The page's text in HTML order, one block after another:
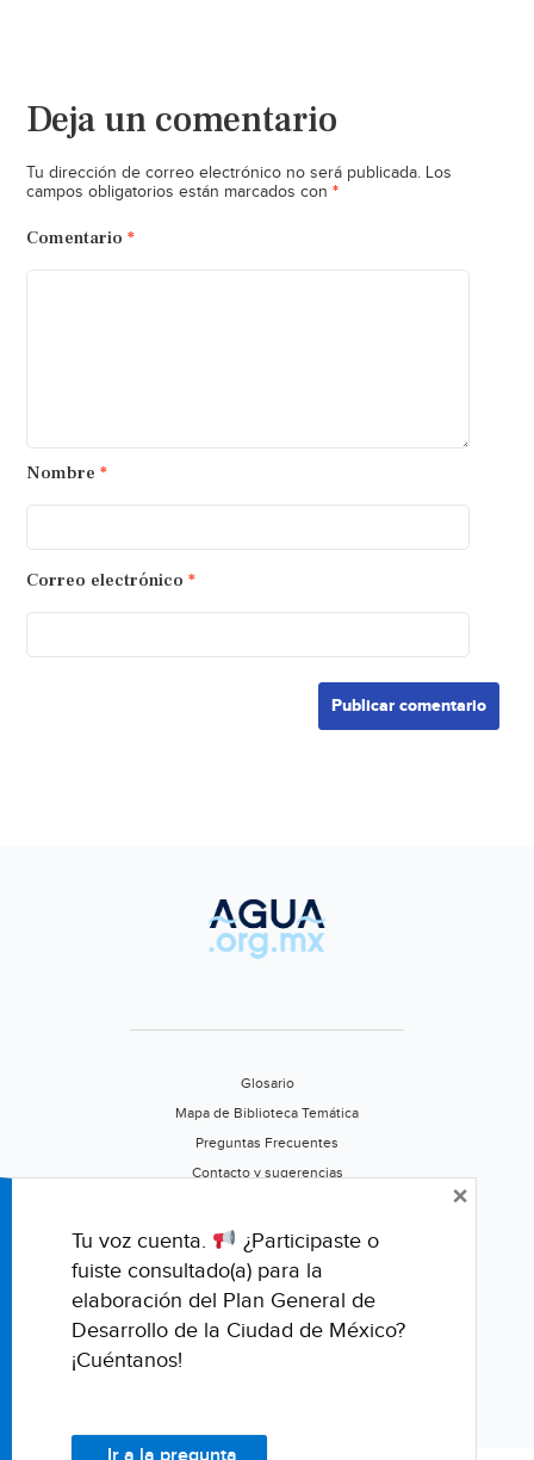
Deja un comentario
Tu dirección de correo electrónico no será publicada. Los
campos obligatorios están marcados con *
Comentario *
Nombre *
Correo electrónico *
Glosario
Mapa de Biblioteca Temática
Preguntas Frecuentes
Contacto y sugerencias
Califica este portal
Tu voz cuenta.
¿Participaste o
fuiste consultado(a) para la
elaboración del Plan General de
Desarrollo de la Ciudad de México?
¡Cuéntanos!
×